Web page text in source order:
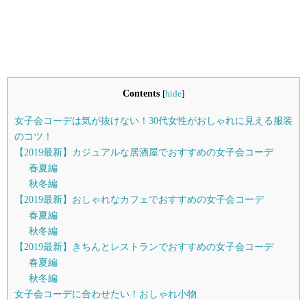
Contents [hide]
女子会コーデは気が抜けない！30代女性がおしゃれに見える服装
のコツ！
【2019最新】カジュアルな居酒屋でおすすめの女子会コーデ
春夏編
秋冬編
【2019最新】おしゃれなカフェでおすすめの女子会コーデ
春夏編
秋冬編
【2019最新】きちんとレストランでおすすめの女子会コーデ
春夏編
秋冬編
女子会コーデに合わせたい！おしゃれ小物